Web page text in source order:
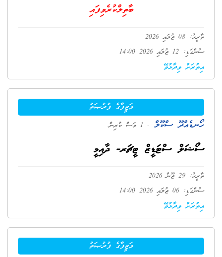
ބާތިލްކުރެވިފައި
ތާރީޚު: 08 ޖުލައި 2026
ސުންގަޑި: 12 ޖުލައި 2026 14:00
އިތުރަށް ވިދާޅުވޭ
ވަޒީފާގެ ފުރުޞަތު
ހޯނޑެއްދޫ ސްކޫލް . 1 މަސް ކުރިން
ސޯޝަލް ސްޓަޑީޒް ޓީޗަރ- ދާއިމީ
ތާރީޚު: 29 ޖޫން 2026
ސުންގަޑި: 06 ޖުލައި 2026 14:00
އިތުރަށް ވިދާޅުވޭ
ވަޒީފާގެ ފުރުޞަތު